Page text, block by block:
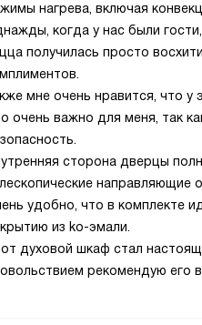
нагрева, включая
когда у нас были
получилась просто
мне очень нравится, что у
очень важно для меня, так
сторона дверцы
направляющие
удобно, что в комплекте
из ko-эмали.
духовой шкаф стал
рекомендую его